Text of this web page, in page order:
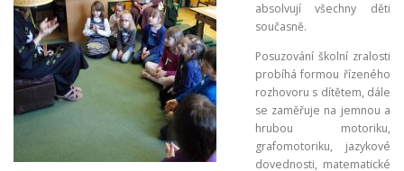
absolvují všechny děti
současně.
Posuzování školní zralosti
probíhá formou řízeného
rozhovoru s dítětem, dále
se zaměřuje na jemnou a
hrubou motoriku,
grafomotoriku, jazykové
dovednosti, matematické